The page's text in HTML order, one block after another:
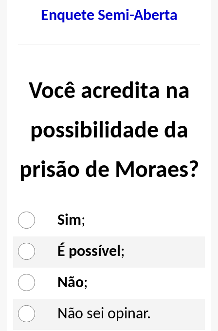
Enquete Semi-Aberta
Você acredita na
possibilidade da
prisão de Moraes?
Sim;
É possível;
Não;
Não sei opinar.